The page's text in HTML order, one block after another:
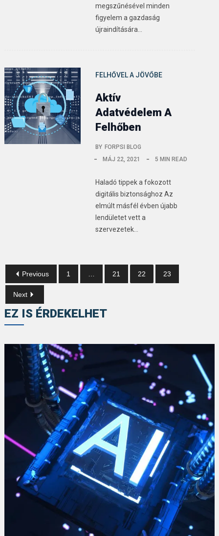
megszűnésével minden
figyelem a gazdaság
újraindítására…
FELHŐVEL A JÖVŐBE
Aktív
Adatvédelem A
Felhőben
BY FORPSI BLOG
MÁJ 22, 2021
5 MIN READ
Haladó tippek a fokozott
digitális biztonsághoz Az
elmúlt másfél évben újabb
lendületet vett a
szervezetek…
Previous 1 … 21 22 23
Next
EZ IS ÉRDEKELHET